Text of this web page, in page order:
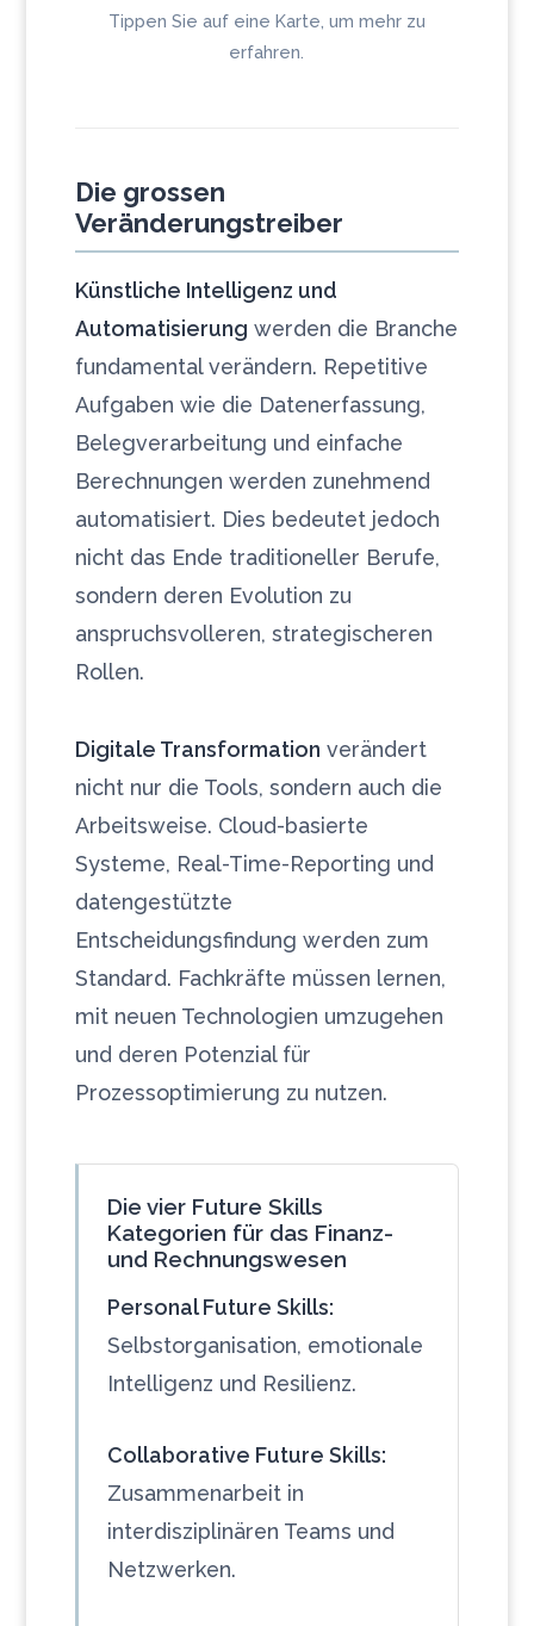
Tippen Sie auf eine Karte, um mehr zu
erfahren.
Die grossen
Veränderungstreiber
Künstliche Intelligenz und
Automatisierung werden die Branche
fundamental verändern. Repetitive
Aufgaben wie die Datenerfassung,
Belegverarbeitung und einfache
Berechnungen werden zunehmend
automatisiert. Dies bedeutet jedoch
nicht das Ende traditioneller Berufe,
sondern deren Evolution zu
anspruchsvolleren, strategischeren
Rollen.
Digitale Transformation verändert
nicht nur die Tools, sondern auch die
Arbeitsweise. Cloud-basierte
Systeme, Real-Time-Reporting und
datengestützte
Entscheidungsfindung werden zum
Standard. Fachkräfte müssen lernen,
mit neuen Technologien umzugehen
und deren Potenzial für
Prozessoptimierung zu nutzen.
Die vier Future Skills
Kategorien für das Finanz-
und Rechnungswesen
Personal Future Skills:
Selbstorganisation, emotionale
Intelligenz und Resilienz.
Collaborative Future Skills:
Zusammenarbeit in
interdisziplinären Teams und
Netzwerken.